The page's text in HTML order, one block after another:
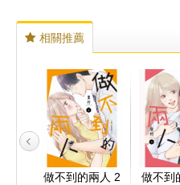
相關推薦
做不到的兩人 2 做不到